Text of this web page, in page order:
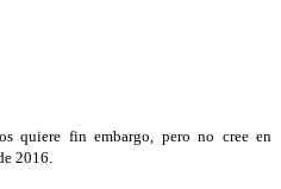
quiere fin embargo, pero no cree en
2016.